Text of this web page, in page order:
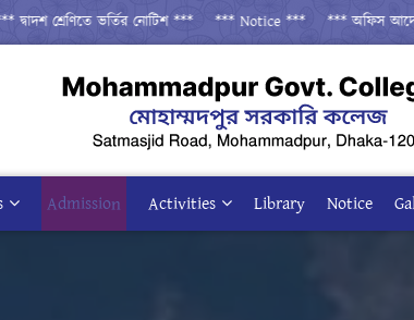
শ্রেণিতে ভর্তির নোটিশ *** *** Notice *** *** অফিস আদেশ
Admission Activities Library Notice